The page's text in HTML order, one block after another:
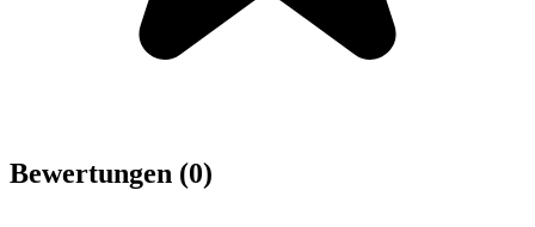
Bewertungen (0)